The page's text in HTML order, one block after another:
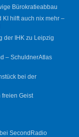
Bürokratieabbau
KI hilft auch nix mehr –
der IHK zu Leipzig
– SchuldnerAtlas
bei der
freien Geist
SecondRadio